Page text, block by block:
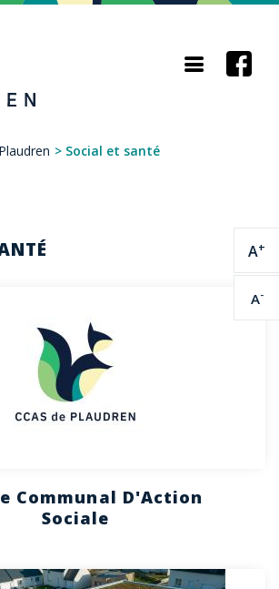
A+
A-
> Social et santé
Communal D'Action
Sociale